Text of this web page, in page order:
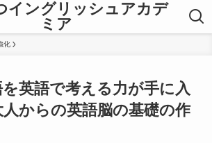
イングリッシュアカデ
ミア
化
を英語で考える力が手に入
人からの英語脳の基礎の作